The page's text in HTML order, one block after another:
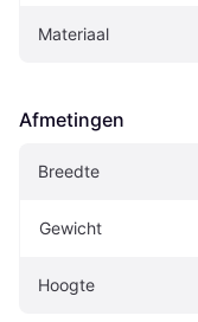
Materiaal
Afmetingen
Breedte
Gewicht
Hoogte